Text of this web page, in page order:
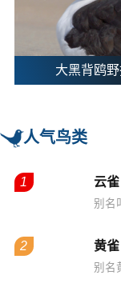
大黑背鸥
人气鸟类
1 云雀
别名
2 黄雀
别名